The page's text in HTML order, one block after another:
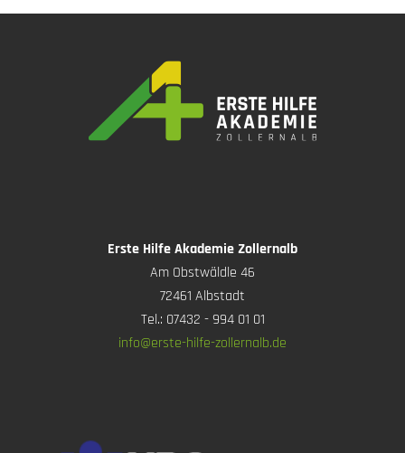
Erste Hilfe Akademie Zollernalb
Am Obstwäldle 46
72461 Albstadt
Tel.: 07432 - 994 01 01
info@erste-hilfe-zollernalb.de